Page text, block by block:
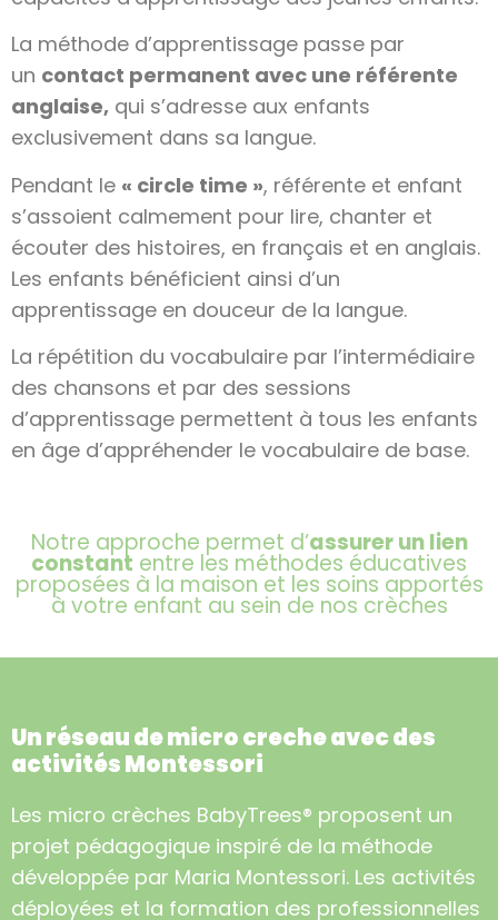
La méthode d’apprentissage passe par
un contact permanent avec une référente
anglaise, qui s’adresse aux enfants
exclusivement dans sa langue.
Pendant le « circle time », référente et enfant
s’assoient calmement pour lire, chanter et
écouter des histoires, en français et en anglais.
Les enfants bénéficient ainsi d’un
apprentissage en douceur de la langue.
La répétition du vocabulaire par l’intermédiaire
des chansons et par des sessions
d’apprentissage permettent à tous les enfants
en âge d’appréhender le vocabulaire de base.
Notre approche permet d’assurer un lien
constant entre les méthodes éducatives
proposées à la maison et les soins apportés
à votre enfant au sein de nos crèches
Un réseau de micro creche avec des
activités Montessori
Les micro crèches BabyTrees® proposent un
projet pédagogique inspiré de la méthode
développée par Maria Montessori. Les activités
déployées et la formation des professionnelles